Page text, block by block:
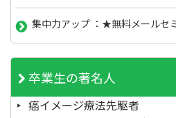
集中力アップ ：★無料メールセ
卒業生の著名人
癌イメージ療法先駆者